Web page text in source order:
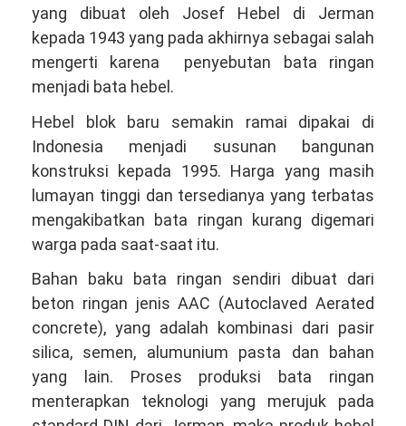
yang dibuat oleh Josef Hebel di Jerman
kepada 1943 yang pada akhirnya sebagai salah
mengerti karena penyebutan bata ringan
menjadi bata hebel.
Hebel blok baru semakin ramai dipakai di
Indonesia menjadi susunan bangunan
konstruksi kepada 1995. Harga yang masih
lumayan tinggi dan tersedianya yang terbatas
mengakibatkan bata ringan kurang digemari
warga pada saat-saat itu.
Bahan baku bata ringan sendiri dibuat dari
beton ringan jenis AAC (Autoclaved Aerated
concrete), yang adalah kombinasi dari pasir
silica, semen, alumunium pasta dan bahan
yang lain. Proses produksi bata ringan
menterapkan teknologi yang merujuk pada